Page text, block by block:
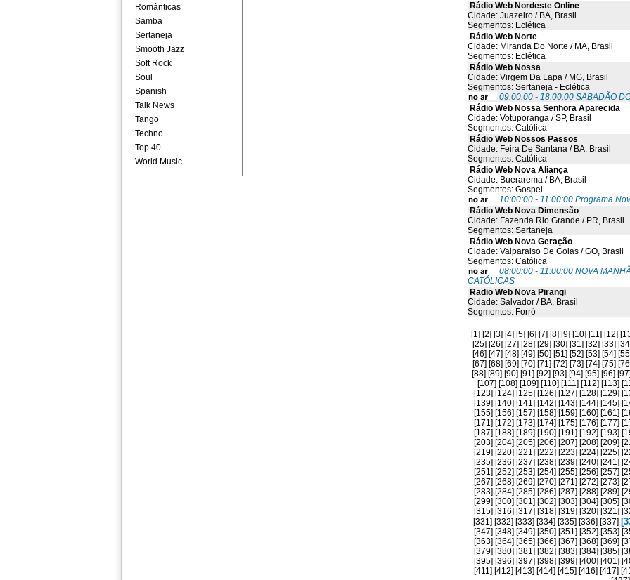
Românticas
Samba
Sertaneja
Smooth Jazz
Soft Rock
Soul
Spanish
Talk News
Tango
Techno
Top 40
World Music
Rádio Web Nordeste Online
Cidade: Juazeiro / BA, Brasil
Segmentos: Eclética
Rádio Web Norte
Cidade: Miranda Do Norte / MA, Brasil
Segmentos: Eclética
Rádio Web Nossa
Cidade: Virgem Da Lapa / MG, Brasil
Segmentos: Sertaneja - Eclética
09:00:00 - 18:00:00 SABADÃO
Rádio Web Nossa Senhora Aparecida
Cidade: Votuporanga / SP, Brasil
Segmentos: Católica
Rádio Web Nossos Passos
Cidade: Feira De Santana / BA, Brasil
Segmentos: Católica
Rádio Web Nova Aliança
Cidade: Buerarema / BA, Brasil
Segmentos: Gospel
10:00:00 - 11:00:00 Programa
Rádio Web Nova Dimensão
Cidade: Fazenda Rio Grande / PR, Brasil
Segmentos: Sertaneja
Rádio Web Nova Geração
Cidade: Valparaiso De Goias / GO, Brasil
Segmentos: Católica
08:00:00 - 11:00:00 NOVA
CATÓLICAS
Radio Web Nova Pirangi
Cidade: Salvador / BA, Brasil
Segmentos: Forró
[1] [2] [3] [4] [5] [6] [7] [8] [9] [10] [11] [12]
[25] [26] [27] [28] [29] [30] [31] [32] [33]
[46] [47] [48] [49] [50] [51] [52] [53] [54]
[67] [68] [69] [70] [71] [72] [73] [74] [75]
[88] [89] [90] [91] [92] [93] [94] [95] [96]
[107] [108] [109] [110] [111] [112] [113]
[123] [124] [125] [126] [127] [128] [129]
[139] [140] [141] [142] [143] [144] [145]
[155] [156] [157] [158] [159] [160] [161]
[171] [172] [173] [174] [175] [176] [177]
[187] [188] [189] [190] [191] [192] [193]
[203] [204] [205] [206] [207] [208] [209]
[219] [220] [221] [222] [223] [224] [225]
[235] [236] [237] [238] [239] [240] [241]
[251] [252] [253] [254] [255] [256] [257]
[267] [268] [269] [270] [271] [272] [273]
[283] [284] [285] [286] [287] [288] [289]
[299] [300] [301] [302] [303] [304] [305]
[315] [316] [317] [318] [319] [320] [321]
[331] [332] [333] [334] [335] [336] [337]
[347] [348] [349] [350] [351] [352] [353]
[363] [364] [365] [366] [367] [368] [369]
[379] [380] [381] [382] [383] [384] [385]
[395] [396] [397] [398] [399] [400] [401]
[411] [412] [413] [414] [415] [416] [417]